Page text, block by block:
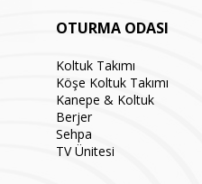
OTURMA ODASI
Koltuk Takımı
Köşe Koltuk Takımı
Kanepe & Koltuk
Berjer
Sehpa
TV Ünitesi